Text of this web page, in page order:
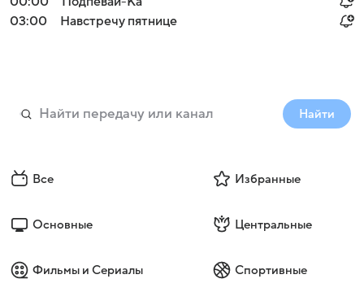
03:00
Навстречу пятнице
Найти
Все Избранные
Основные Центральные
Фильмы и Сериалы Спортивные